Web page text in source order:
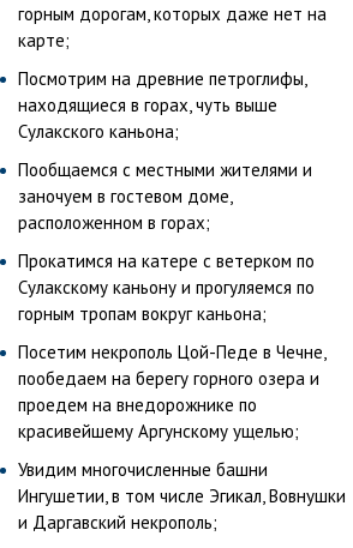
горным дорогам, которых даже нет на
карте;
Посмотрим на древние петроглифы,
находящиеся в горах, чуть выше
Сулакского каньона;
Пообщаемся с местными жителями и
заночуем в гостевом доме,
расположенном в горах;
Прокатимся на катере с ветерком по
Сулакскому каньону и прогуляемся по
горным тропам вокруг каньона;
Посетим некрополь Цой-Педе в Чечне,
пообедаем на берегу горного озера и
проедем на внедорожнике по
красивейшему Аргунскому ущелью;
Увидим многочисленные башни
Ингушетии, в том числе Эгикал, Вовнушки
и Даргавский некрополь;